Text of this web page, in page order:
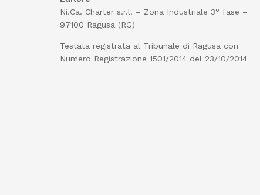
Ni.Ca. Charter s.r.l. – Zona Industriale 3° fase –
97100 Ragusa (RG)
Testata registrata al Tribunale di Ragusa con
Numero Registrazione 1501/2014 del 23/10/2014